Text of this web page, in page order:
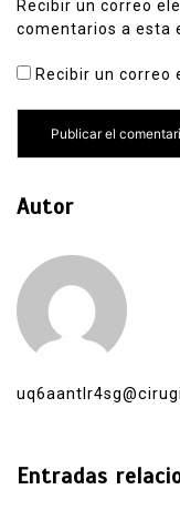
Recibir un correo
comentarios a esta
Recibir un correo
Autor
Entradas